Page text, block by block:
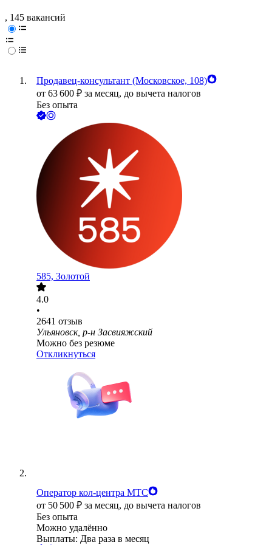
, 145 вакансий
Продавец-консультант (Московское, 108)
от 63 600 ₽ за месяц, до вычета налогов
Без опыта
585, Золотой
4.0
•
2641 отзыв
Ульяновск, р-н Засвияжский
Можно без резюме
Откликнуться
Оператор кол-центра МТС
от 50 500 ₽ за месяц, до вычета налогов
Без опыта
Можно удалённо
Выплаты: Два раза в месяц